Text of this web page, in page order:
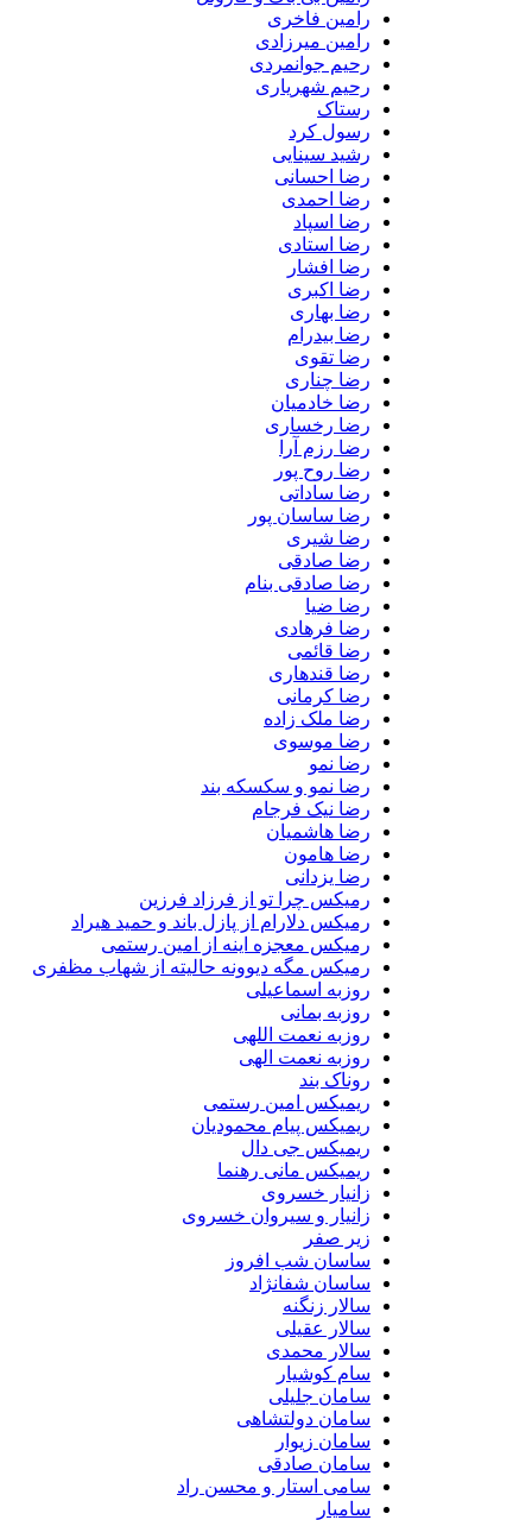
رامین فاخری
رامین میرزادی
رحیم جوانمردی
رحیم شهریاری
رستاک
رسول کرد
رشید سینایی
رضا احسانی
رضا احمدی
رضا اسپاد
رضا استادی
رضا افشار
رضا اکبری
رضا بهاری
رضا بیدرام
رضا تقوی
رضا چناری
رضا خادمیان
رضا رخساری
رضا رزم آرا
رضا روح پور
رضا ساداتی
رضا ساسان پور
رضا شیری
رضا صادقی
رضا صادقی بنام
رضا ضیا
رضا فرهادی
رضا قائمی
رضا قندهاری
رضا کرمانی
رضا ملک زاده
رضا موسوی
رضا نمو
رضا نمو و سکسکه بند
رضا نیک فرجام
رضا هاشمیان
رضا هامون
رضا یزدانی
رمیکس چرا تو از فرزاد فرزین
رمیکس دلارام از پازل باند و حمید هیراد
رمیکس معجزه اینه از امین رستمی
رمیکس مگه دیوونه حالیته از شهاب مظفری
روزبه اسماعیلی
روزبه بمانی
روزبه نعمت اللهی
روزبه نعمت الهی
روناک بند
ریمیکس امین رستمی
ریمیکس پیام محمودیان
ریمیکس جی دال
ریمیکس مانی رهنما
زانیار خسروی
زانیار و سیروان خسروی
زیر صفر
ساسان شب افروز
ساسان شفانژاد
سالار زنگنه
سالار عقیلی
سالار محمدی
سام کوشیار
سامان جلیلی
سامان دولتشاهی
سامان زیوار
سامان صادقی
سامی استار و محسن راد
سامیار